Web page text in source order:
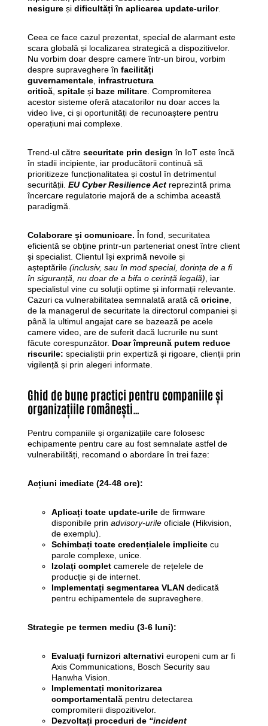
nesigureși dificultăți în aplicarea update-urilor.
Ceea ce face cazul prezentat, special de alarmant este
scara globală și localizarea strategică a dispozitivelor.
Nu vorbim doar despre camere într-un birou, vorbim
despre supraveghere în facilități
guvernamentale, infrastructura
critică, spitaleși baze militare. Compromiterea
acestor sisteme oferă atacatorilor nu doar acces la
video live, ci și oportunități de recunoaștere pentru
operațiuni mai complexe.
Trend-ul către securitate prin design în IoT este încă
în stadii incipiente, iar producătorii continuă să
prioritizeze funcționalitatea și costul în detrimentul
securității. EU Cyber Resilience Actreprezintă prima
încercare regulatorie majoră de a schimba această
paradigmă.
Colaborare și comunicare. În fond, securitatea
eficientă se obține printr-un parteneriat onest între client
și specialist. Clientul își exprimă nevoile și
așteptările (inclusiv, sau în mod special, dorința de a fi
în siguranță, nu doar de a bifa o cerință legală) , iar
specialistul vine cu soluții optime și informații relevante.
Cazuri ca vulnerabilitatea semnalată arată că oricine,
de la managerul de securitate la directorul companiei și
până la ultimul angajat care se bazează pe acele
camere video, are de suferit dacă lucrurile nu sunt
făcute corespunzător. Doar împreună putem reduce
riscurile: specialiștii prin expertiză și rigoare, clienții prin
vigilență și prin alegeri informate.
Ghid de bune practici pentru companiile și
organizațiile românești…
Pentru companiile și organizațiile care folosesc
echipamente pentru care au fost semnalate astfel de
vulnerabilități, recomand o abordare în trei faze:
Acțiuni imediate (24-48 ore):
Aplicați toate update-urilede firmware
disponibile prin advisory-urileoficiale (Hikvision,
de exemplu).
Schimbați toate credențialele implicitecu
parole complexe, unice.
Izolați completcamerele de rețelele de
producție și de internet.
Implementați segmentarea VLANdedicată
pentru echipamentele de supraveghere.
Strategie pe termen mediu (3-6 luni):
Evaluați furnizori alternativi europeni cum ar fi
Axis Communications, Bosch Security sau
Hanwha Vision.
Implementați monitorizarea
comportamentalăpentru detectarea
compromiterii dispozitivelor.
Dezvoltați proceduri de “incident